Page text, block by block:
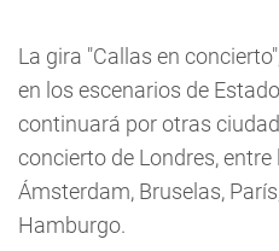
La gira "Callas en
en los escenarios de
continuará por otras
concierto de Londres,
Ámsterdam, Bruselas,
Hamburgo.